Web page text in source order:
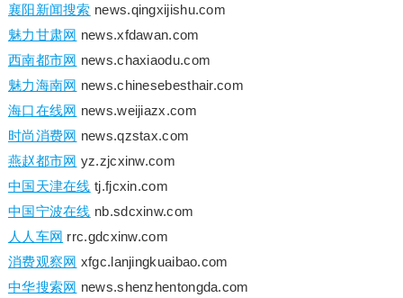
襄阳新闻搜索 news.qingxijishu.com
魅力甘肃网 news.xfdawan.com
西南都市网 news.chaxiaodu.com
魅力海南网 news.chinesebesthair.com
海口在线网 news.weijiazx.com
时尚消费网 news.qzstax.com
燕赵都市网 yz.zjcxinw.com
中国天津在线 tj.fjcxin.com
中国宁波在线 nb.sdcxinw.com
人人车网 rrc.gdcxinw.com
消费观察网 xfgc.lanjingkuaibao.com
中华搜索网 news.shenzhentongda.com